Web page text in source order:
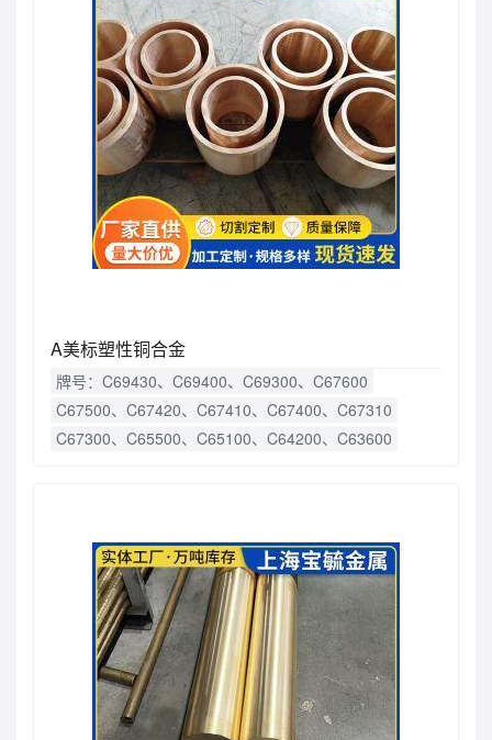
A美标塑性铜合金
牌号：C69430、C69400、C69300、C67600
C67500、C67420、C67410、C67400、C67310
C67300、C65500、C65100、C64200、C63600